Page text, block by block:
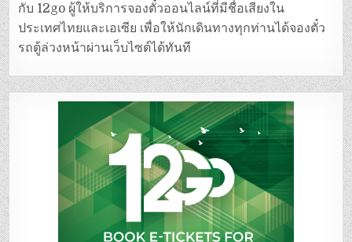
กับ 12go ผู้ให้บริการจองตั๋วออนไลน์ที่มีชื่อเสียงใน
ประเทศไทยและเอเซีย เพื่อให้นักเดินทางทุกท่านได้จองตั๋ว
รถตู้ล่วงหน้าผ่านเว็บไซต์ได้ทันที